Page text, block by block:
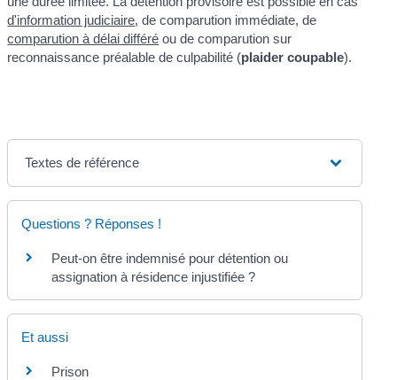
d'information judiciaire, de comparution immédiate, de
comparution à délai différé ou de comparution sur
reconnaissance préalable de culpabilité (plaider coupable).
Textes de référence
Questions ? Réponses !
Peut-on être indemnisé pour détention ou
assignation à résidence injustifiée ?
Et aussi
Prison